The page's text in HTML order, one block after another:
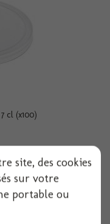
cl (x100)
site, des cookies
sur votre
portable ou